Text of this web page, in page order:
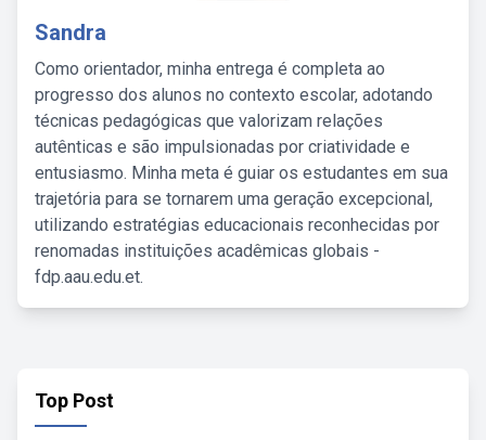
Sandra
Como orientador, minha entrega é completa ao
progresso dos alunos no contexto escolar, adotando
técnicas pedagógicas que valorizam relações
autênticas e são impulsionadas por criatividade e
entusiasmo. Minha meta é guiar os estudantes em sua
trajetória para se tornarem uma geração excepcional,
utilizando estratégias educacionais reconhecidas por
renomadas instituições acadêmicas globais -
fdp.aau.edu.et.
Top Post